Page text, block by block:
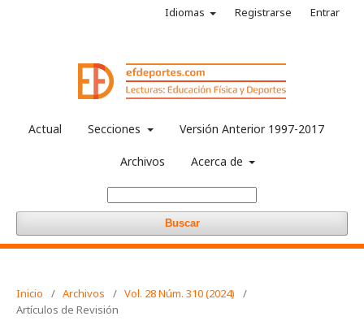
Actual Secciones Versión Anterior 1997-2017
Archivos Acerca de
Buscar
Idiomas Registrarse Entrar
Inicio / Archivos / Vol. 28 Núm. 310 (2024)
/
Artículos de Revisión